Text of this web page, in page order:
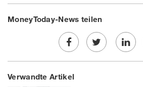
MoneyToday-News teilen
Share
on
Twe
Share
Verwandte Artikel